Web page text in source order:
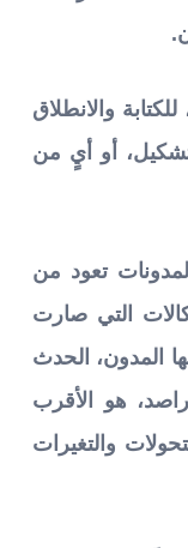
والانطلاق
أو أيٍ من
تعود من
التي صارت
المدون، الحدث
هو الأقرب
والتغيرات